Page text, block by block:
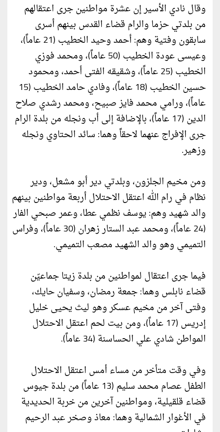
وقال نادي الأسير إن عشرة مواطنين جرى اعتقالهم
من بلدتي حزما والرام قضاء القدس بينهم أسرى
سابقون وفتية وهم: أحمد وحيد الخطيب (21 عاماً)،
وعيسى عودة الخطيب (50 عاماً)، ومحمد فوزي
الخطيب (25 عاماً)، وشقيقه الفتى أحمد، ومحمود
حسين الخطيب (18 عاماً)، وفادي حامد الخطيب (15
عاماً)، ورامي محمد فايز صبيح، ومحمد رشدي صلاح
الدين (17 عاماً)، بالإضافة إلى أب ونجله من بلدة الرام
جرى الإفراج عنهما لاحقاً وهما: سائد الحتاوي ونجله
وزهير.
ومن مخيم الجلزون، وبلدتي دير أبو مشعل، ودير
نظام في رام الله اعتقل الاحتلال أربعة مواطنين بينهم
والد شهيد وهم: يوسف نظمي عطا، وعمر صبحي الفار
(24 عاماً)، ومحمد عبد الستار زهران (30 عاماً)، وفراس
التميمي وهو والد الشهيد مصعب التميمي.
فيما جرى اعتقال لمواطنين من بلدة زيتا جماعيّن
قضاء نابلس وهما: جمعة رمضان، وسفيان حايك،
وفتى آخر من مخيم عسكر وهو ليث يحيى خليل
إدريس (17 عاماً)، ومن بيت لحم اعتقل الاحتلال
المواطن شادي علي الحساسنة (34 عاماً).
وفي وقت متأخر من مساء أمس اعتقل الاحتلال
الطفل عصام محمد سليم (13 عاماً) من بلدة جيوس
قضاء قلقيلية، ومواطنين آخرين من خربة الحديدية
في الأغوار الشمالية وهما: معاذ وصخر عبد الرحيم